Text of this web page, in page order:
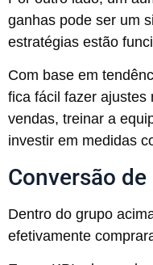
ganhas pode ser um
estratégias estão
Com base em
fica fácil fazer ajustes
vendas, treinar a
investir em medidas
Conversão
Dentro do grupo
efetivamente